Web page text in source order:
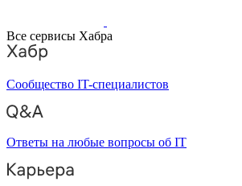
Все сервисы Хабра
Сообщество IT-специалистов
Ответы на любые вопросы об IT